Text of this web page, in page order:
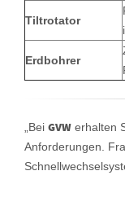
Tiltrotator
Erdbohrer
„Bei GVW erhalten
Anforderungen.